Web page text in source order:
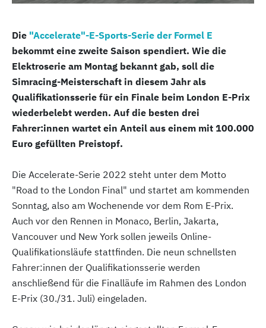
Die "Accelerate"-E-Sports-Serie der Formel E
bekommt eine zweite Saison spendiert. Wie die
Elektroserie am Montag bekannt gab, soll die
Simracing-Meisterschaft in diesem Jahr als
Qualifikationsserie für ein Finale beim London E-Prix
wiederbelebt werden. Auf die besten drei
Fahrer:innen wartet ein Anteil aus einem mit 100.000
Euro gefüllten Preistopf.
Die Accelerate-Serie 2022 steht unter dem Motto
"Road to the London Final" und startet am kommenden
Sonntag, also am Wochenende vor dem Rom E-Prix.
Auch vor den Rennen in Monaco, Berlin, Jakarta,
Vancouver und New York sollen jeweils Online-
Qualifikationsläufe stattfinden. Die neun schnellsten
Fahrer:innen der Qualifikationsserie werden
anschließend für die Finalläufe im Rahmen des London
E-Prix (30./31. Juli) eingeladen.